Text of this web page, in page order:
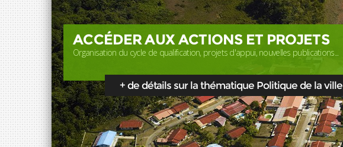
ACCÉDER AUX ACTIONS ET PROJETS
Organisation du cycle de qualification, projets d'appui, nouvelles publications...
+ de détails sur la thématique Politique de la ville